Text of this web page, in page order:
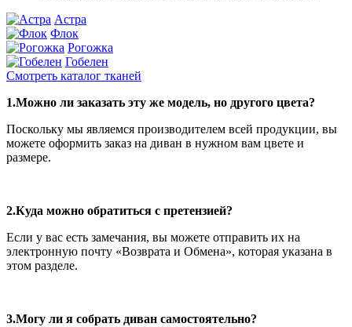
Астра
Флок
Рогожка
Гобелен
Смотреть каталог тканей
1.Можно ли заказать эту же модель, но другого цвета?
Поскольку мы являемся производителем всей продукции, вы
можете оформить заказ на диван в нужном вам цвете и
размере.
2.Куда можно обратиться с претензией?
Если у вас есть замечания, вы можете отправить их на
электронную почту «Возврата и Обмена», которая указана в
этом разделе.
3.Могу ли я собрать диван самостоятельно?